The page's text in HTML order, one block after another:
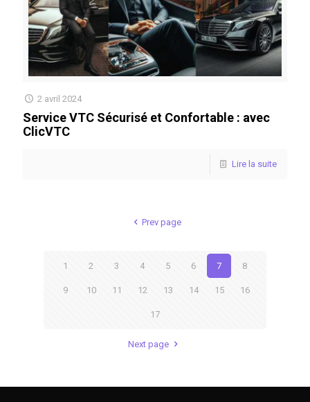
2 avril 2024
Service VTC Sécurisé et Confortable : avec
ClicVTC
Lire la suite
Prev page
1 2 3 4 5 6 7 8
9 10 11 12 13 14 15 16
17
Next page